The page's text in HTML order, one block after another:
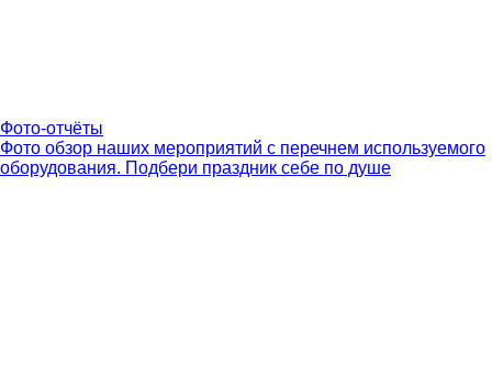
Фото-отчёты
Фото обзор наших мероприятий с перечнем используемого
оборудования. Подбери праздник себе по душе